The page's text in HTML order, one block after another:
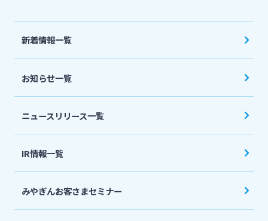
株主・投資家の皆さま
ニュースリリース一覧
採用情報
新着情報一覧
お知らせ一覧
ニュースリリース一覧
IR情報一覧
みやぎんお客さまセミナー